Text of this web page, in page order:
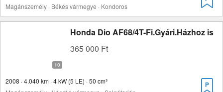
Magánszemély · Békés vármegye · Kondoros
Honda Dio AF68/4T-Fi.Gyári.Házhoz is
365 000 Ft
2008 · 4.040 km · 4 kW (5 LE) · 50 cm³